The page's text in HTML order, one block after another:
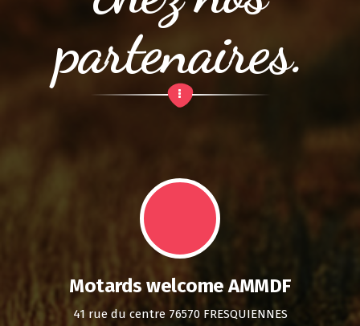
partenaires.
Motards welcome AMMDF
41 rue du centre 76570 FRESQUIENNES